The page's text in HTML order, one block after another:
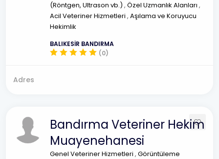
(Röntgen, Ultrason vb.) , Özel Uzmanlık Alanları ,
Acil Veteriner Hizmetleri , Aşılama ve Koruyucu
Hekimlik
BALIKESİR BANDIRMA
(0)
Adres
Bandırma Veteriner Hekim
Muayenehanesi
Genel Veteriner Hizmetleri , Görüntüleme